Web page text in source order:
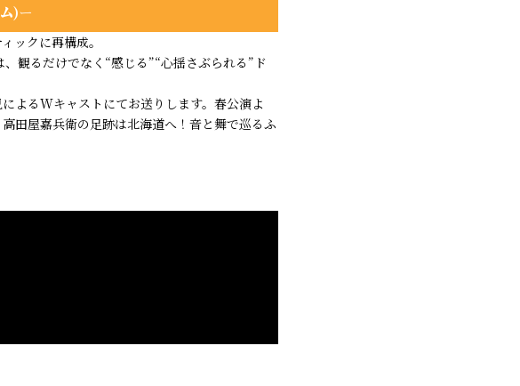
)ー
ックに再構成。
観るだけでなく“感じる”“心揺さぶられる”ド
よるWキャストにてお送りします。春公演よ
田屋嘉兵衛の足跡は北海道へ！音と舞で巡るふ